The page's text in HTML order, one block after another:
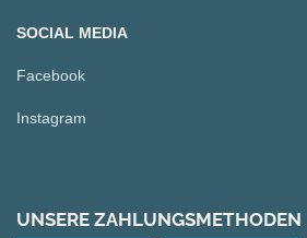
SOCIAL MEDIA
Facebook
Instagram
UNSERE ZAHLUNGSMETHODEN